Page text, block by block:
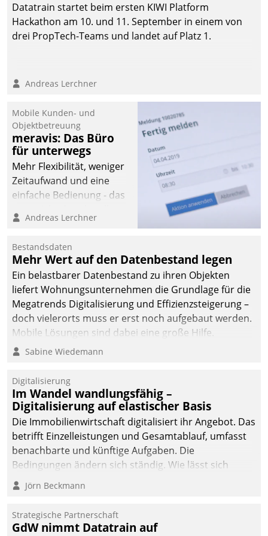
Datatrain startet beim ersten KIWI Platform
Hackathon am 10. und 11. September in einem von
drei PropTech-Teams und landet auf Platz 1.
Andreas Lerchner
Mobile Kunden- und
Objektbetreuung
meravis: Das Büro
für unterwegs
Mehr Flexibilität, weniger
Zeitaufwand und eine
einfache Bedienung - das
Cockpit für mobile
Datatrain. Die meravis
Wohnungsbau- und
Immobilien GmbH hat
sich dabei für den Betrieb
der Lösung über die SAP
Cloud Platform
entschieden - als erstes
Unternehmen am
Andreas Lerchner
Bestandsdaten
Mehr Wert auf den Datenbestand legen
Ein belastbarer Datenbestand zu ihren Objekten
liefert Wohnungsunternehmen die Grundlage für die
Megatrends Digitalisierung und Effizienzsteigerung –
doch vielerorts muss er erst noch aufgebaut werden.
Mobile Lösungen sind dabei eine große Hilfe.
Sabine Wiedemann
Digitalisierung
Im Wandel wandlungsfähig –
Digitalisierung auf elastischer Basis
Die Immobilienwirtschaft digitalisiert ihr Angebot. Das
betrifft Einzelleistungen und Gesamtablauf, umfasst
benachbarte und künftige Aufgaben. Die
Bedingungen ändern sich ständig. Wie lässt sich
technisch die Kontrolle wahren und zugleich Freiraum
fürs Wachsen öffnen?
Jörn Beckmann
Strategische Partnerschaft
GdW nimmt Datatrain auf